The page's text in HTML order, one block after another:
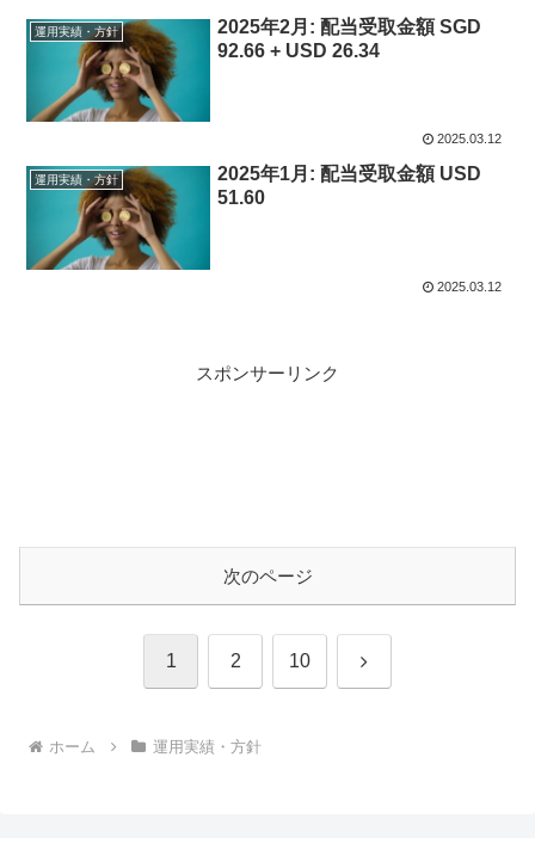
運用実績・方針
2025年2月: 配当受取金額 SGD
92.66 + USD 26.34
2025.03.12
運用実績・方針
2025年1月: 配当受取金額 USD
51.60
2025.03.12
スポンサーリンク
次のページ
1 2 10 次
ホーム 運用実績・方針